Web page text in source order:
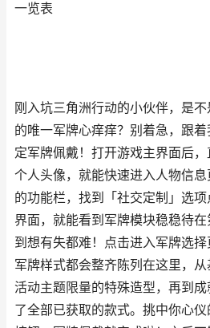
一览表
刚入坑三角洲行动的小伙伴，是
的唯一军牌心痒痒？别着急，跟
定军牌佩戴！打开游戏主界面后
个人头像，就能快速进入人物信
的功能栏，找到「社交定制」选
界面，就能看到军牌模块稳稳待
到想有失都难！点击进入军牌选
军牌样式都会整齐陈列在这里，
活动主题限量的特殊造型，再到
了全部已获取的款式。挑中你心